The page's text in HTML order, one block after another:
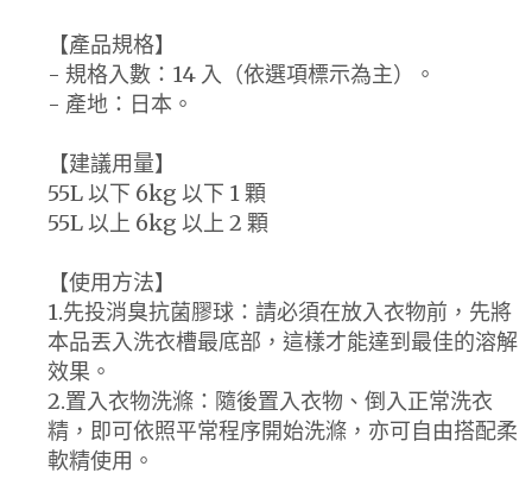
【產品規格】
- 規格入數：14 入（依選項標示為主）。
- 產地：日本。
【建議用量】
55L 以下 6kg 以下 1 顆
55L 以上 6kg 以上 2 顆
【使用方法】
1.先投消臭抗菌膠球：請必須在放入衣物前，先將
本品丟入洗衣槽最底部，這樣才能達到最佳的溶解
效果。
2.置入衣物洗滌：隨後置入衣物、倒入正常洗衣
精，即可依照平常程序開始洗滌，亦可自由搭配柔
軟精使用。